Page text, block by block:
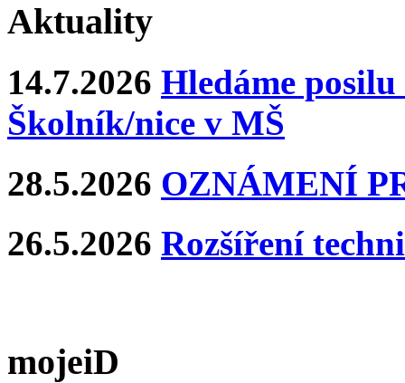
Aktuality
14.7.2026 Hledáme
Školník/nice v MŠ
28.5.2026 OZNÁMENÍ
26.5.2026 Rozšíření
mojeiD